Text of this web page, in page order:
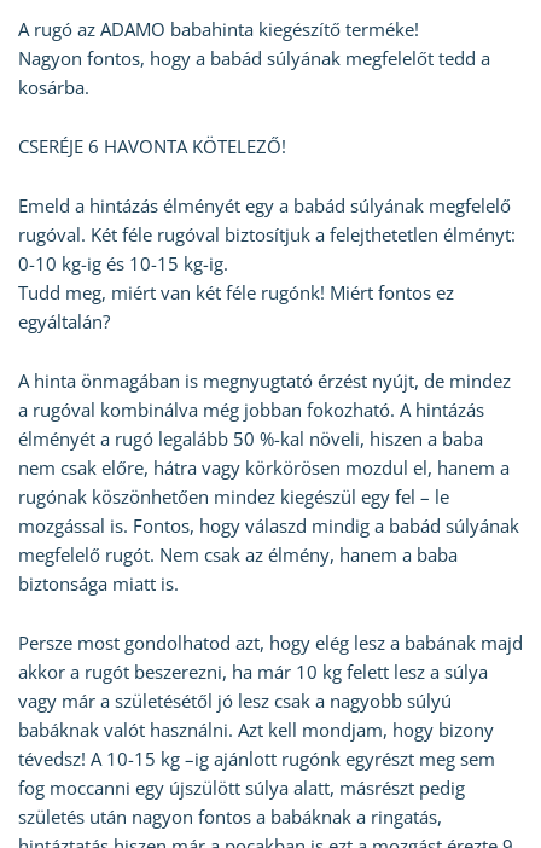
A rugó az ADAMO babahinta kiegészítő terméke!
Nagyon fontos, hogy a babád súlyának megfelelőt tedd a
kosárba.
CSERÉJE 6 HAVONTA KÖTELEZŐ!
Emeld a hintázás élményét egy a babád súlyának megfelelő
rugóval. Két féle rugóval biztosítjuk a felejthetetlen élményt:
0-10 kg-ig és 10-15 kg-ig.
Tudd meg, miért van két féle rugónk! Miért fontos ez
egyáltalán?
A hinta önmagában is megnyugtató érzést nyújt, de mindez
a rugóval kombinálva még jobban fokozható. A hintázás
élményét a rugó legalább 50 %-kal növeli, hiszen a baba
nem csak előre, hátra vagy körkörösen mozdul el, hanem a
rugónak köszönhetően mindez kiegészül egy fel – le
mozgással is. Fontos, hogy válaszd mindig a babád súlyának
megfelelő rugót. Nem csak az élmény, hanem a baba
biztonsága miatt is.
Persze most gondolhatod azt, hogy elég lesz a babának majd
akkor a rugót beszerezni, ha már 10 kg felett lesz a súlya
vagy már a születésétől jó lesz csak a nagyobb súlyú
babáknak valót használni. Azt kell mondjam, hogy bizony
tévedsz! A 10-15 kg –ig ajánlott rugónk egyrészt meg sem
fog moccanni egy újszülött súlya alatt, másrészt pedig
születés után nagyon fontos a babáknak a ringatás,